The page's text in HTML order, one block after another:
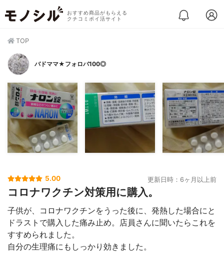
おすすめ商品がもらえる
クチコミポイ活サイト
TOP
バドママ★フォロバ100◎
5.00 更新日時：6ヶ月以上前
コロナワクチン対策用に購入。
子供が、コロナワクチンをうった後に、発熱した場合にと
ドラストで購入した痛み止め。店員さんに聞いたらこれを
すすめられました。
自分の生理痛にもしっかり効きました。